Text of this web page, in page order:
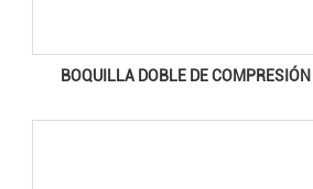
BOQUILLA DOBLE DE COMPRESIÓN